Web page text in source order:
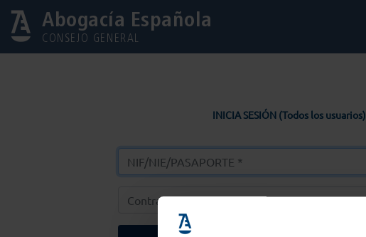
Abogacía Española
CONSEJO GENERAL
INICIA SESIÓN (Todos los usuarios)